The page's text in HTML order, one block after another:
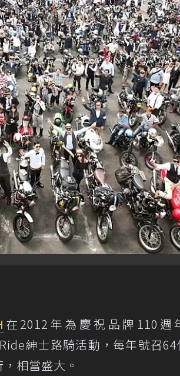
在2012年為慶祝品牌110週
紳士路騎活動，每年號召64
相當盛大。